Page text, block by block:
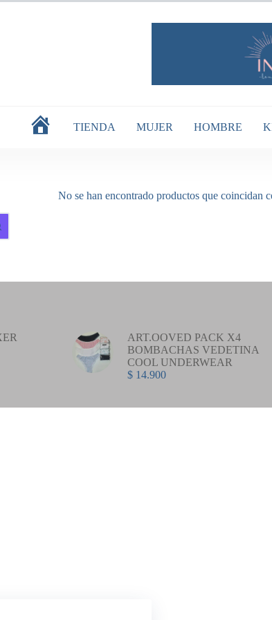
INICIO TIENDA MUJER HOMBRE
No se han encontrado productos que coincidan
ART.OOVED PACK X4
BOMBACHAS VEDETINA
COOL UNDERWEAR
$14.900